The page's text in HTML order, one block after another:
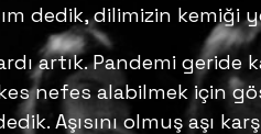
dedik, dilimizin kemiği
artık. Pandemi geride
nefes alabilmek için
Aşısını olmuş aşı